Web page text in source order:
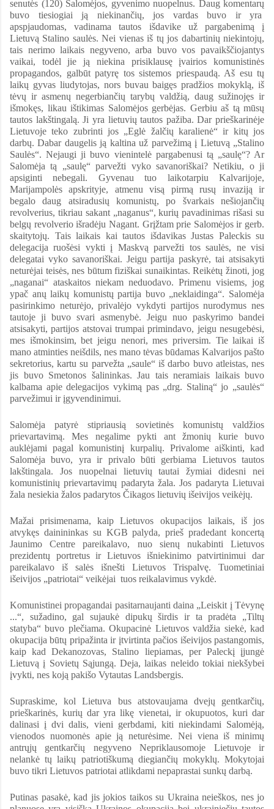
senutės (120) Salomėjos, gyvenimo nuopelnus. Daug komentarų
buvo tiesiogiai ją niekinančių, jos vardas buvo ir yra
apspjaudomas, vadinama tautos išdavike už pargabenimą į
Lietuvą Stalino saulės. Nei vienas iš tų jos dabartinių niekintojų,
tais nerimo laikais negyveno, arba buvo vos pavaikščiojantys
vaikai, todėl jie ją niekina prisiklausę įvairios komunistinės
propagandos, galbūt patyrę tos sistemos priespaudą. Aš esu tų
laikų gyvas liudytojas, nors buvau baigęs pradžios mokyklą, iš
tėvų ir asmenų negerbiančių tarybų valdžią, daug sužinojęs ir
išmokęs, likau ištikimas Salomėjos gerbėjas. Gerbiu aš tą mūsų
tautos lakštingalą. Ji yra lietuvių tautos pažiba. Dar prieškarinėje
Lietuvoje teko zubrinti jos „Eglė žalčių karalienė“ ir kitų jos
darbų. Dabar daugelis ją kaltina už parvežimą į Lietuvą „Stalino
Saulės“. Nejaugi ji buvo vienintelė pargabenusi tą „saulę“? Ar
Salomėja tą „saulę“ parvežti vyko savanoriškai? Netikiu, o ji
apsiginti nebegali. Gyvenau tuo laikotarpiu Kalvarijoje,
Marijampolės apskrityje, atmenu visą pirmą rusų invaziją ir
begalo daug atsiradusių komunistų, po švarkais nešiojančių
revolverius, tikriau sakant „naganus“, kurių pavadinimas rišasi su
belgų revolverio išradėju Nagant. Grįžtam prie Salomėjos ir gerb.
skaitytojų. Tais laikais kai tautos išdavikas Justas Paleckis su
delegacija ruošėsi vykti į Maskvą parvežti tos saulės, ne visi
delegatai vyko savanoriškai. Jeigu partija paskyrė, tai atsisakyti
neturėjai teisės, nes būtum fiziškai sunaikintas. Reikėtų žinoti, jog
„naganai“ ataskaitos niekam neduodavo. Primenu visiems, jog
ypač anų laikų komunistų partija buvo „neklaidinga“. Salomėja
pasirinkimo neturėjo, privalėjo vykdyti partijos nurodymus nes
tautoje ji buvo svari asmenybė. Jeigu nuo paskyrimo bandei
atsisakyti, partijos atstovai trumpai primindavo, jeigu nesugebėsi,
mes išmokinsim, bet jeigu nenori, mes priversim. Tie laikai iš
mano atminties neišdils, nes mano tėvas būdamas Kalvarijos pašto
sekretorius, kartu su parvežta „saule“ iš darbo buvo atleistas, nes
jis buvo Smetonos šalininkas. Jau tais neramiais laikais buvo
kalbama apie delegacijos vykimą pas „drg. Staliną“ jo „saulės“
parvežimui ir įgyvendinimui.
Salomėja patyrė stipriausią sovietinės komunistų valdžios
prievartavimą. Mes negalime pykti ant žmonių kurie buvo
auklėjami pagal komunistinį kurpalių. Privalome aiškinti, kad
Salomėja buvo, yra ir privalo būti gerbiama Lietuvos tautos
lakštingala. Jos nuopelnai lietuvių tautai žymiai didesni nei
komunistinių prievartavimų padaryta žala. Jos padaryta Lietuvai
žala nesiekia žalos padarytos Čikagos lietuvių išeivijos veikėjų.
Mažai prisimenama, kaip Lietuvos okupacijos laikais, iš jos
atvykęs dainininkas su KGB palyda, prieš pradedant koncertą
Jaunimo Centre pareikalavo, nuo sienų nukabinti Lietuvos
prezidentų portretus ir Lietuvos išniekinimo patvirtinimui dar
pareikalavo iš salės išnešti Lietuvos Trispalvę. Tuometiniai
išeivijos „patriotai“ veikėjai tuos reikalavimus vykdė.
Komunistinei propagandai pasitarnaujanti daina „Leiskit į Tėvynę
...“, sužadino, gal sujaukė dipukų širdis ir ta pradėta „Tiltų
statyba“ buvo plečiama. Okupacinė Lietuvos valdžia siekė, kad
okupacija būtų pripažinta ir įtvirtinta pačios išeivijos pastangomis,
kaip kad Dekanozovas, Stalino liepiamas, per Paleckį įjungė
Lietuvą į Sovietų Sąjungą. Deja, laikas neleido tokiai niekšybei
įvykti, nes koją pakišo Vytautas Landsbergis.
Supraskime, kol Lietuva bus atstovaujama dvejų gentkarčių,
prieškarinės, kurių dar yra likę vienetai, ir okupuotos, kuri dar
dalinasi į dvi dalis, vieni gerbdami, kiti niekindami Salomėją,
vienodos nuomonės apie ją neturėsime. Nei viena iš minimų
antrųjų gentkarčių negyveno Nepriklausomoje Lietuvoje ir
nelankė tų laikų patriotiškumą diegiančių mokyklų. Mokytojai
buvo tikri Lietuvos patriotai atlikdami nepaprastai sunkų darbą.
Putinas pasakė, kad jis jokios taikos su Ukraina neieškos, nes jo